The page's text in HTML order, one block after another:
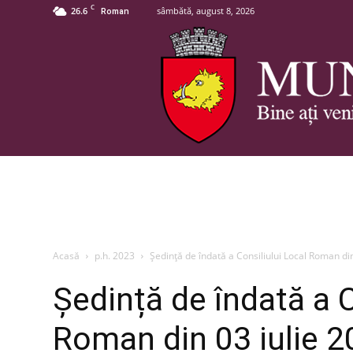
26.6 C Roman sâmbătă, august 8, 2026
Acasă p.h. 2023 Ședință de îndată a Consiliului Local Roman
Ședință de îndată a
Roman din 03 iulie